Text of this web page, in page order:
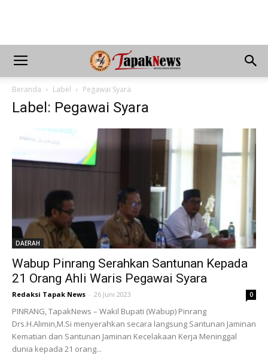
Beranda Label Pegawai Syara
Label: Pegawai Syara
DAERAH
Wabup Pinrang Serahkan Santunan Kepada
21 Orang Ahli Waris Pegawai Syara
Redaksi Tapak News - 26 Juni 2023 0
PINRANG, TapakNews – Wakil Bupati (Wabup) Pinrang
Drs.H.Alimin,M.Si menyerahkan secara langsung Santunan Jaminan
Kematian dan Santunan Jaminan Kecelakaan Kerja Meninggal
dunia kepada 21 orang...